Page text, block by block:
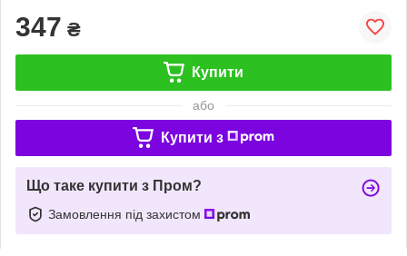
347 ₴
Купити
або
Купити з
Що таке купити з Пром?
Замовлення під захистом